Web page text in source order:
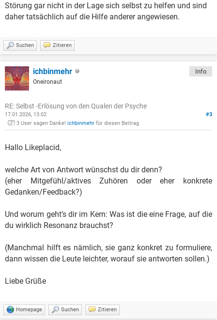
Störung gar nicht in der Lage sich selbst zu helfen und sind
daher tatsächlich auf die Hilfe anderer angewiesen.
Suchen Zitieren
ichbinmehr
Oneironaut
Info
RE: Selbst -Erlösung von den Qualen der Psyche
#3
17.01.2026, 13:02
3 User sagen Danke! ichbinmehr für diesen Beitrag
Hallo Likeplacid,
welche Art von Antwort wünschst du dir denn?
(eher Mitgefühl/aktives Zuhören oder eher konkrete
Gedanken/Feedback?)
Und worum geht’s dir im Kern: Was ist die eine Frage, auf die
du wirklich Resonanz brauchst?
(Manchmal hilft es nämlich, sie ganz konkret zu formuliere,
dann wissen die Leute leichter, worauf sie antworten sollen.)
Liebe Grüße
Homepage Suchen Zitieren